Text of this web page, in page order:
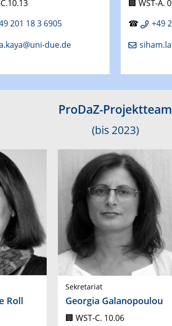
201 18 3 6905
due.de
🏢 WST-A.
☎
+49
ProDaZ-Projektteam
(bis 2023)
Roll
Sekretariat
Georgia Galanopoulou
🏢 WST-C. 10.06